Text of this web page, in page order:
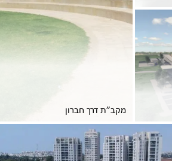
מקב”ת דרך חברון